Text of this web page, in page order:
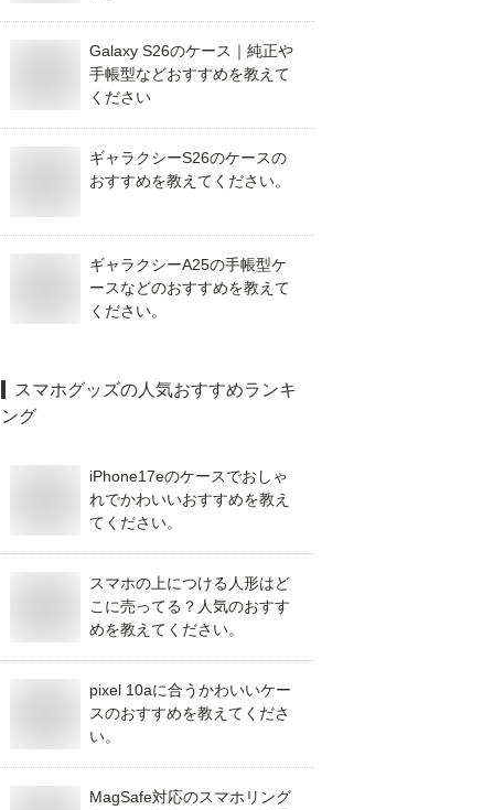
Galaxy S26のケース｜純正や
手帳型などおすすめを教えて
ください
ギャラクシーS26のケースの
おすすめを教えてください。
ギャラクシーA25の手帳型ケ
ースなどのおすすめを教えて
ください。
スマホグッズの人気おすすめランキ
ング
iPhone17eのケースでおしゃ
れでかわいいおすすめを教え
てください。
スマホの上につける人形はど
こに売ってる？人気のおすす
めを教えてください。
pixel 10aに合うかわいいケー
スのおすすめを教えてくださ
い。
MagSafe対応のスマホリング